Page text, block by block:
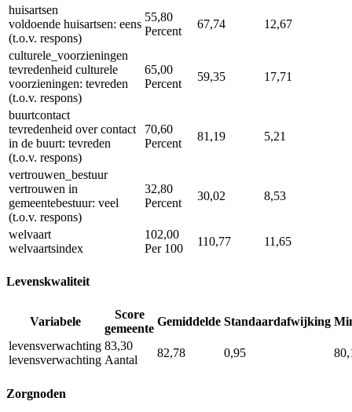
huisartsen
voldoende huisartsen: eens
(t.o.v. respons)
55,80
Percent
67,74 12,67
culturele_voorzieningen
tevredenheid culturele
voorzieningen: tevreden
(t.o.v. respons)
65,00
Percent
59,35 17,71
buurtcontact
tevredenheid over contact
in de buurt: tevreden
(t.o.v. respons)
70,60
Percent
81,19 5,21
vertrouwen_bestuur
vertrouwen in
gemeentebestuur: veel
(t.o.v. respons)
32,80
Percent
30,02 8,53
welvaart
welvaartsindex
102,00
Per 100
110,77 11,65
Levenskwaliteit
Variabele
Score
gemeente
Gemiddelde Standaardafwijking
levensverwachting
levensverwachting
83,30
Aantal
82,78 0,95
Zorgnoden